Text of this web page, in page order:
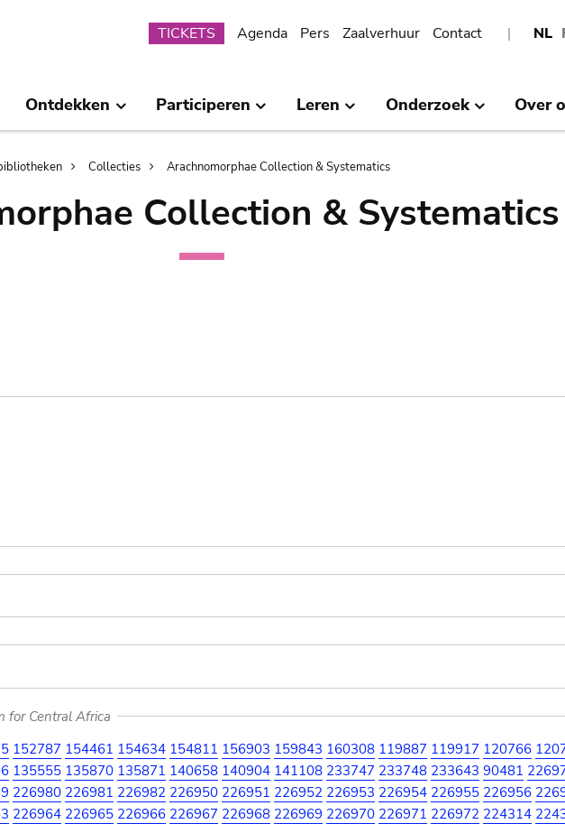
NL
Submenu
TICKETS Agenda Pers Zaalverhuur Contact
Ontdekken Participeren Leren Onderzoek Over
Collecties Arachnomorphae Collection & Systematics
Collection & Systematics
for Central Africa
152787 154461 154634 154811 156903 159843 160308 119887 119917 120766
135555 135870 135871 140658 140904 141108 233747 233748 233643 90481
226980 226981 226982 226950 226951 226952 226953 226954 226955 226956
226964 226965 226966 226967 226968 226969 226970 226971 226972 224314